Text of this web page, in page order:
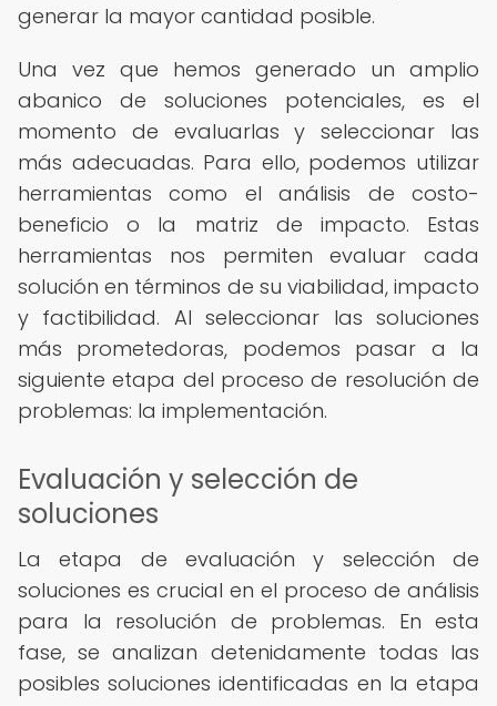
generar la mayor cantidad posible.
Una vez que hemos generado un amplio
abanico de soluciones potenciales, es el
momento de evaluarlas y seleccionar las
más adecuadas. Para ello, podemos utilizar
herramientas como el análisis de costo-
beneficio o la matriz de impacto. Estas
herramientas nos permiten evaluar cada
solución en términos de su viabilidad, impacto
y factibilidad. Al seleccionar las soluciones
más prometedoras, podemos pasar a la
siguiente etapa del proceso de resolución de
problemas: la implementación.
Evaluación y selección de
soluciones
La etapa de evaluación y selección de
soluciones es crucial en el proceso de análisis
para la resolución de problemas. En esta
fase, se analizan detenidamente todas las
posibles soluciones identificadas en la etapa